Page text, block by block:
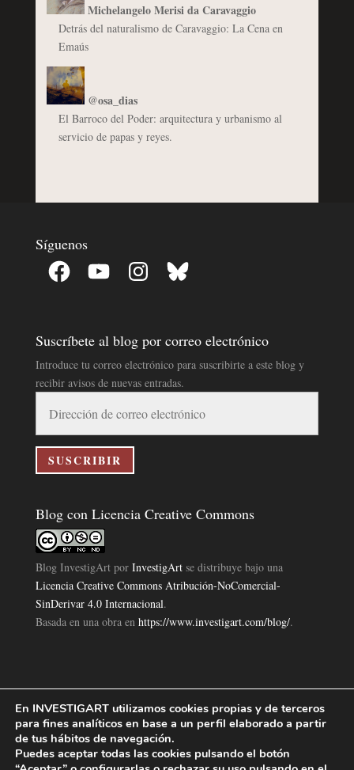
Michelangelo Merisi da Caravaggio
Detrás del naturalismo de Caravaggio: La Cena en
Emaús
@osa_dias
El Barroco del Poder: arquitectura y urbanismo al
servicio de papas y reyes.
Síguenos
Facebook YouTube InstagramBluesky
Suscríbete al blog por correo electrónico
Introduce tu correo electrónico para suscribirte a este blog y
recibir avisos de nuevas entradas.
correo
electrónico
SUSCRIBIR
Blog con Licencia Creative Commons
Blog InvestigArtpor InvestigArtse distribuye bajo una
Licencia Creative Commons Atribución-NoComercial-
SinDerivar 4.0 Internacional.
Basada en una obra en https://www.investigart.com/blog/.
Política de Privacidad|Aviso Legal|Política de Cookies|
Investigart Copyright © 2019. |
En INVESTIGART utilizamos cookies propias y de terceros
para fines analíticos en base a un perfil elaborado a partir
de tus hábitos de navegación.
Puedes aceptar todas las cookies pulsando el botón